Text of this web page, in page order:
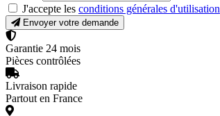
J'accepte les conditions générales d'utilisation
Envoyer votre demande
Garantie 24 mois
Pièces contrôlées
Livraison rapide
Partout en France